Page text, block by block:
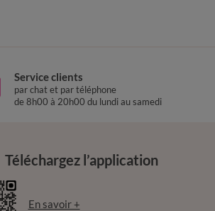
Service clients
par chat et par téléphone
de 8h00 à 20h00 du lundi au samedi
Téléchargez l’application
En savoir +